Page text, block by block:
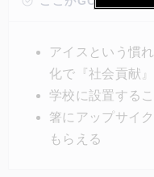
プのアイスを対象に
るスティックを分別
ップサイクルした。
た生徒と卒業生に配布
アイスという慣
化で『社会貢献
学校に設置する
箸にアップサイ
もらえる